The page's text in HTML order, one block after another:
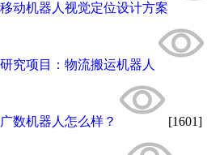
移动机器人视觉定位设计方案
研究项目：物流搬运机器人
广数机器人怎么样？ [1601]